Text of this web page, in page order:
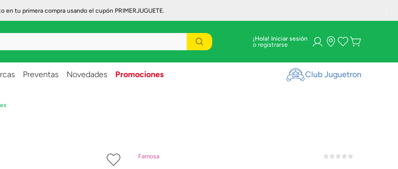
en tu primera compra usando el cupón PRIMERJUGUETE.
¡Hola! Iniciar sesión
Preventas Novedades Promociones Club Juguetron
Famosa